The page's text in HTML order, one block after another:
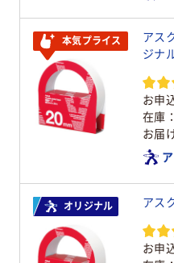
本気プライス
アス
ジナ
お申
在庫
お届
オリジナル アス
お申